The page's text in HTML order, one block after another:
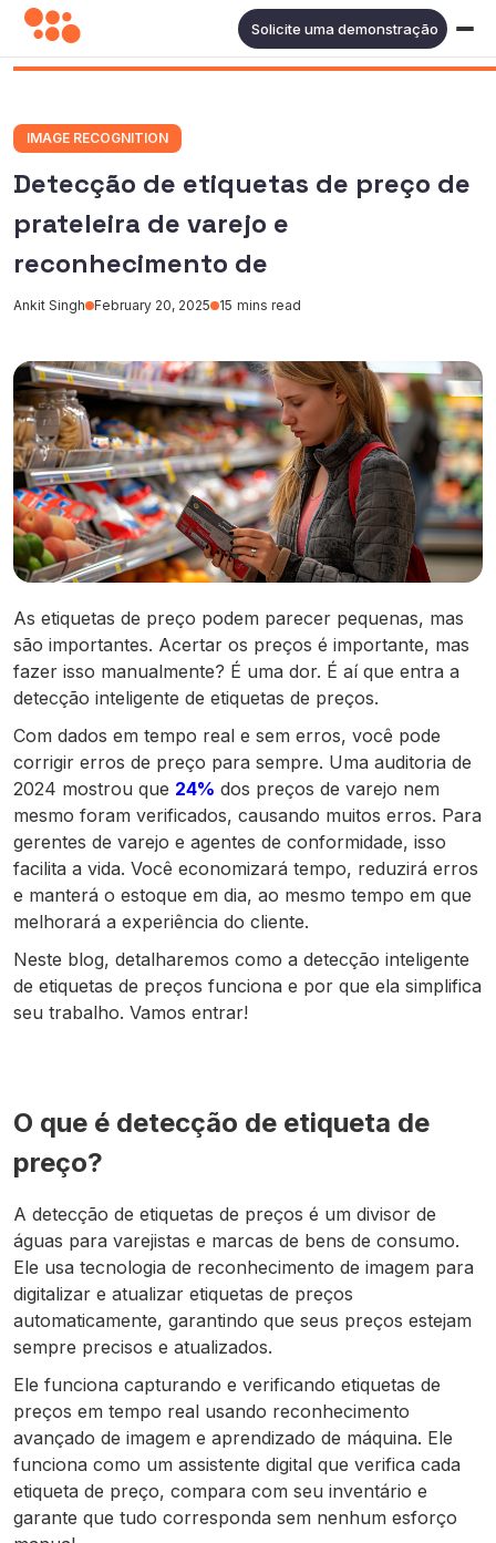
Solicite uma demonstração
IMAGE RECOGNITION
Detecção de etiquetas de preço de
prateleira de varejo e
reconhecimento de
Ankit Singh February 20, 2025 15 mins read
As etiquetas de preço podem parecer pequenas, mas
são importantes. Acertar os preços é importante, mas
fazer isso manualmente? É uma dor. É aí que entra a
detecção inteligente de etiquetas de preços.
Com dados em tempo real e sem erros, você pode
corrigir erros de preço para sempre. Uma auditoria de
2024 mostrou que 24% dos preços de varejo nem
mesmo foram verificados, causando muitos erros. Para
gerentes de varejo e agentes de conformidade, isso
facilita a vida. Você economizará tempo, reduzirá erros
e manterá o estoque em dia, ao mesmo tempo em que
melhorará a experiência do cliente.
Neste blog, detalharemos como a detecção inteligente
de etiquetas de preços funciona e por que ela simplifica
seu trabalho. Vamos entrar!
O que é detecção de etiqueta de
preço?
A detecção de etiquetas de preços é um divisor de
águas para varejistas e marcas de bens de consumo.
Ele usa tecnologia de reconhecimento de imagem para
digitalizar e atualizar etiquetas de preços
automaticamente, garantindo que seus preços estejam
sempre precisos e atualizados.
Ele funciona capturando e verificando etiquetas de
preços em tempo real usando reconhecimento
avançado de imagem e aprendizado de máquina. Ele
funciona como um assistente digital que verifica cada
etiqueta de preço, compara com seu inventário e
garante que tudo corresponda sem nenhum esforço